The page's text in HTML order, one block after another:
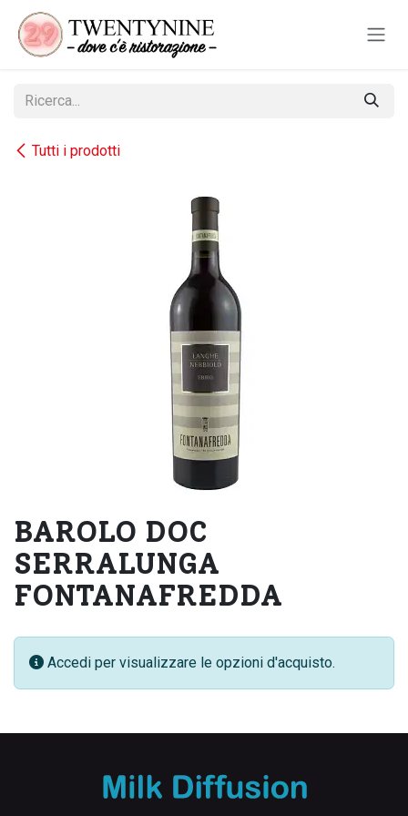
Passa al contenuto
Tutti i prodotti
BAROLO DOC
SERRALUNGA
FONTANAFREDDA
Accedi per visualizzare le opzioni d'acquisto.